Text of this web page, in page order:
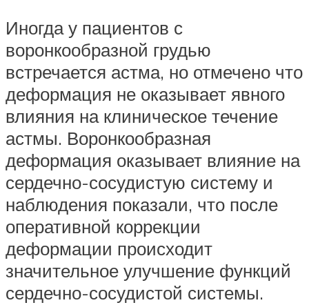
Иногда у пациентов с
воронкообразной грудью
встречается астма, но отмечено что
деформация не оказывает явного
влияния на клиническое течение
астмы. Воронкообразная
деформация оказывает влияние на
сердечно-сосудистую систему и
наблюдения показали, что после
оперативной коррекции
деформации происходит
значительное улучшение функций
сердечно-сосудистой системы.